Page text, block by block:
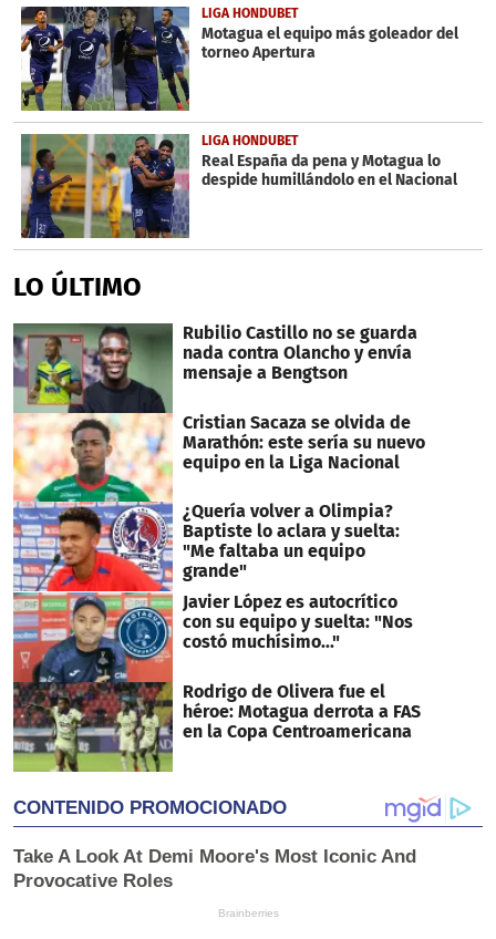
LIGA HONDUBET
Motagua el equipo más goleador del
torneo Apertura
LIGA HONDUBET
Real España da pena y Motagua lo
despide humillándolo en el Nacional
LO ÚLTIMO
Rubilio Castillo no se guarda
nada contra Olancho y envía
mensaje a Bengtson
Cristian Sacaza se olvida de
Marathón: este sería su nuevo
equipo en la Liga Nacional
¿Quería volver a Olimpia?
Baptiste lo aclara y suelta:
"Me faltaba un equipo
grande"
Javier López es autocrítico
con su equipo y suelta: "Nos
costó muchísimo..."
Rodrigo de Olivera fue el
héroe: Motagua derrota a FAS
en la Copa Centroamericana